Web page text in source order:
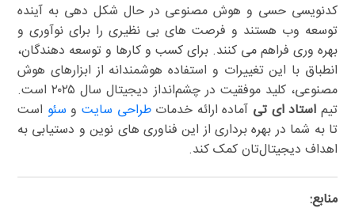
کدنویسی حسی و هوش مصنوعی در حال شکل دهی به آینده
توسعه وب هستند و فرصت های بی نظیری را برای نوآوری و
بهره وری فراهم می کنند. برای کسب و کارها و توسعه دهندگان،
انطباق با این تغییرات و استفاده هوشمندانه از ابزارهای هوش
مصنوعی، کلید موفقیت در چشم‌انداز دیجیتال سال ۲۰۲۵ است.
تیم استاد ای تی آماده ارائه خدماتطراحی سایت و سئو است
تا به شما در بهره برداری از این فناوری های نوین و دستیابی به
اهداف دیجیتال‌تان کمک کند.
منابع: